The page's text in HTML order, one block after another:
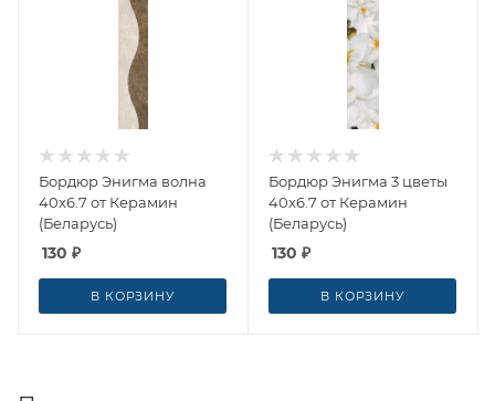
Бордюр Энигма волна
40x6.7 от Керамин
(Беларусь)
130 ₽
В КОРЗИНУ
Бордюр Энигма 3 цветы
40x6.7 от Керамин
(Беларусь)
130 ₽
В КОРЗИНУ